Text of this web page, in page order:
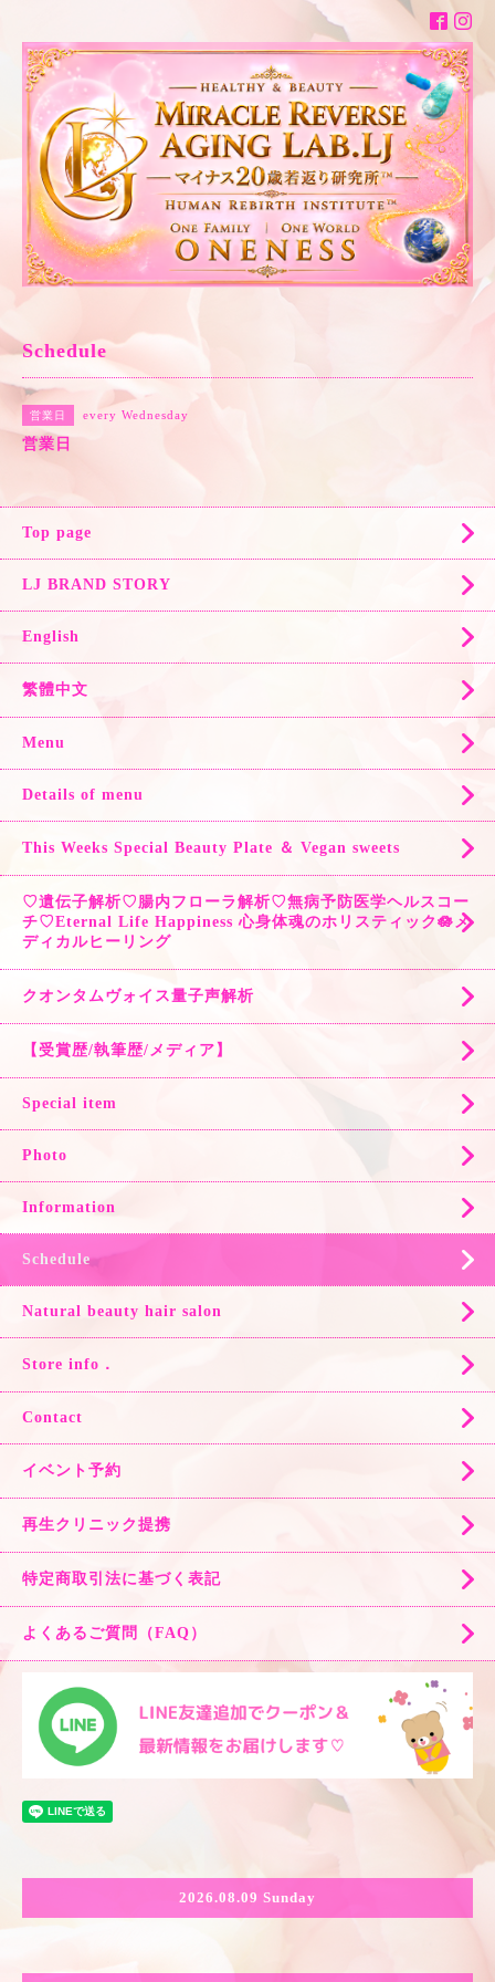
Schedule
営業日 every Wednesday
営業日
Top page
LJ BRAND STORY
English
繁體中文
Menu
Details of menu
This Weeks Special Beauty Plate ＆ Vegan sweets
♡遺伝子解析♡腸内フローラ解析♡無病予防医学ヘルスコー
チ♡Eternal Life Happiness 心身体魂のホリスティック🪷メ
ディカルヒーリング
クオンタムヴォイス量子声解析
【受賞歴/執筆歴/メディア】
Special item
Photo
Information
Schedule
Natural beauty hair salon
Store info．
Contact
イベント予約
再生クリニック提携
特定商取引法に基づく表記
よくあるご質問（FAQ）
2026.08.09 Sunday